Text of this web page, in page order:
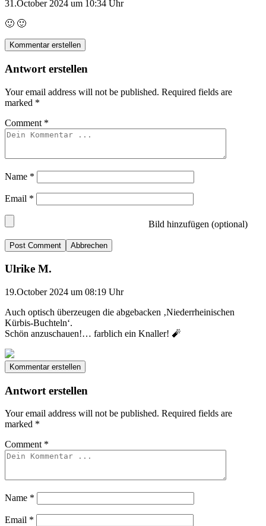
31.October 2024 um 10:34 Uhr
🙂 🙂
Kommentar erstellen
Antwort erstellen
Your email address will not be published. Required fields are
marked *
Comment *
Name *
Email *
Bild hinzufügen (optional)
Abbrechen
Ulrike M.
19.October 2024 um 08:19 Uhr
Auch optisch überzeugen die abgebacken ‚Niederrheinischen
Kürbis-Buchteln‘.
Schön anzuschauen!… farblich ein Knaller! 🧨
Kommentar erstellen
Antwort erstellen
Your email address will not be published. Required fields are
marked *
Comment *
Name *
Email *